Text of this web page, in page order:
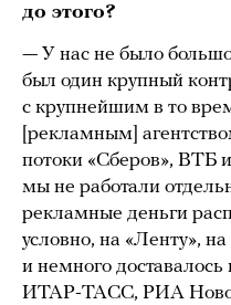
до этого?
— У нас не было
был один крупный
с крупнейшим в то
[рекламным]
потоки «Сберов», ВТБ
мы не работали
рекламные деньги
условно, на «Ленту»,
и немного доставалось
ИТАР-ТАСС, РИА